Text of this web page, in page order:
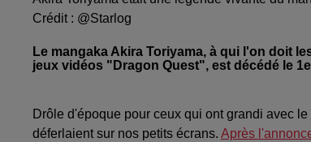
Crédit : @Starlog
Le mangaka Akira Toriyama, à qui l'on doit
jeux vidéos "Dragon Quest", est décédé le
Drôle d'époque pour ceux qui ont grandi avec
déferlaient sur nos petits écrans. Après